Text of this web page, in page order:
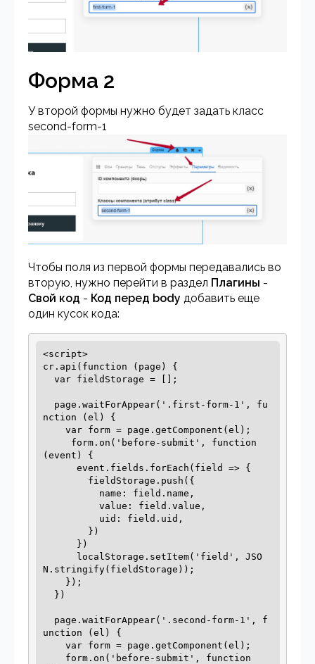
Форма 2
У второй формы нужно будет задать класс
second-form-1
Чтобы поля из первой формы передавались во
вторую, нужно перейти в раздел Плагины -
Свой код - Код перед body добавить еще
один кусок кода:
<script>
cr.api(function (page) {
nction (el) {
(event) {
N.stringify(fieldStorage));
unction (el) {